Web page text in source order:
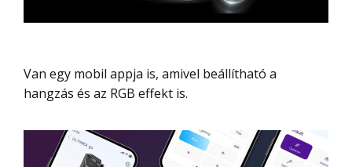
Van egy mobil appja is, amivel beállítható a
hangzás és az RGB effekt is.